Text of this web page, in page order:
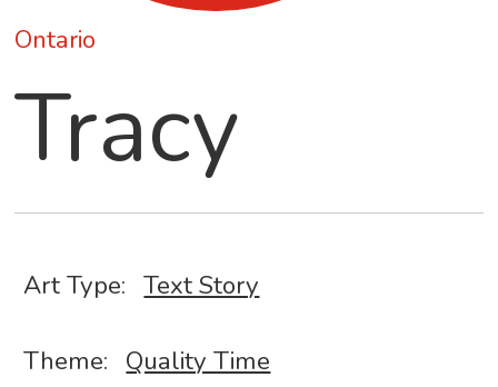
Ontario
Tracy
Art Type: Text Story
Theme: Quality Time